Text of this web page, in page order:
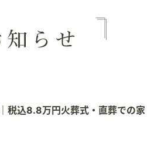
税込8.8万円火葬式・直葬での家